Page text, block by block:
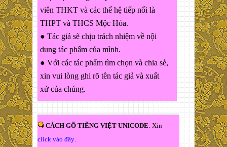
viên THKT và các thế hệ tiếp nối là
THPT và THCS Mộc Hóa.
● Tác giả sẽ chịu trách nhiệm về nội
dung tác phẩm của mình.
● Với các tác phẩm tìm chọn và chia sẻ,
xin vui lòng ghi rõ tên tác giả và xuất
xứ của chúng.
CÁCH GÕ TIẾNG VIỆT UNICODE: Xin
click vào đây.